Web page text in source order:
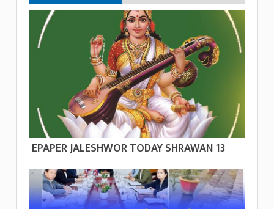
EPAPER JALESHWOR TODAY SHRAWAN 13